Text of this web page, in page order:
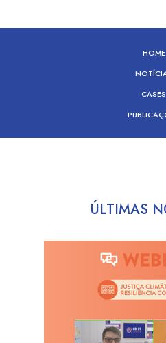
HOME
CASES
ÚLTIMAS